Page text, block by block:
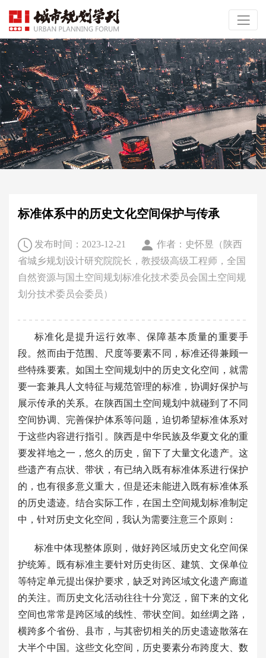
标准体系中的历史文化空间保护与传承
发布时间：2023-12-21
作者：史怀昱（陕西
省城乡规划设计研究院院长，教授级高级工程师，全国
自然资源与国土空间规划标准化技术委员会国土空间规
划分技术委员会委员）
标准化是提升运行效率、保障基本质量的重要手
段。然而由于范围、尺度等要素不同，标准还得兼顾一
些特殊要素。如国土空间规划中的历史文化空间，就需
要一套兼具人文特征与规范管理的标准，协调好保护与
展示传承的关系。在陕西国土空间规划中就碰到了不同
空间协调、完善保护体系等问题，迫切希望标准体系对
于这些内容进行指引。陕西是中华民族及华夏文化的重
要发祥地之一，悠久的历史，留下了大量文化遗产。这
些遗产有点状、带状，有已纳入既有标准体系进行保护
的，也有很多意义重大，但是还未能进入既有标准体系
的历史遗迹。结合实际工作，在国土空间规划标准制定
中，针对历史文化空间，我认为需要注意三个原则：
标准中体现整体原则，做好跨区域历史文化空间保
护统筹。既有标准主要针对历史街区、建筑、文保单位
等特定单元提出保护要求，缺乏对跨区域文化遗产廊道
的关注。而历史文化活动往往十分宽泛，留下来的文化
空间也常常是跨区域的线性、带状空间。如丝绸之路，
横跨多个省份、县市，与其密切相关的历史遗迹散落在
大半个中国。这些文化空间，历史要素分布跨度大、数